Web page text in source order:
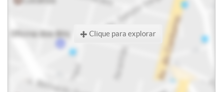
Clique para explorar